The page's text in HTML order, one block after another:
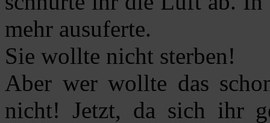
mehr ausuferte.
Sie wollte nicht sterben!
Aber wer wollte das
nicht! Jetzt, da sich ihr